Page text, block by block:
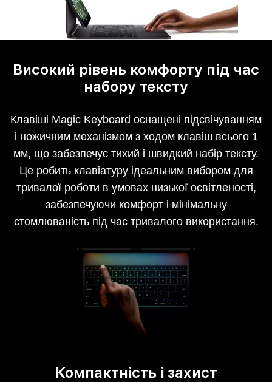
Високий рівень комфорту під час
набору тексту
Клавіші Magic Keyboard оснащені підсвічуванням
і ножичним механізмом з ходом клавіш всього 1
мм, що забезпечує тихий і швидкий набір тексту.
Це робить клавіатуру ідеальним вибором для
тривалої роботи в умовах низької освітленості,
забезпечуючи комфорт і мінімальну
стомлюваність під час тривалого використання.
Компактність і захист